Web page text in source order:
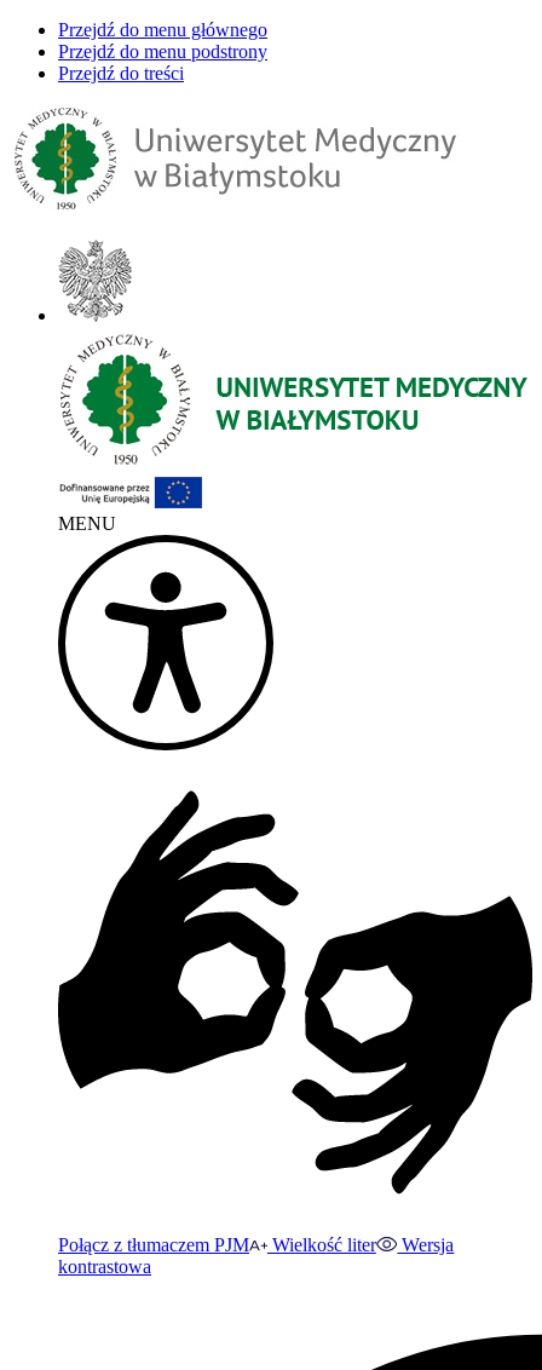
Przejdź do menu głównego
Przejdź do menu podstrony
Przejdź do treści
MENU
Połącz z tłumaczem PJM Wielkość liter
Wersja
kontrastowa